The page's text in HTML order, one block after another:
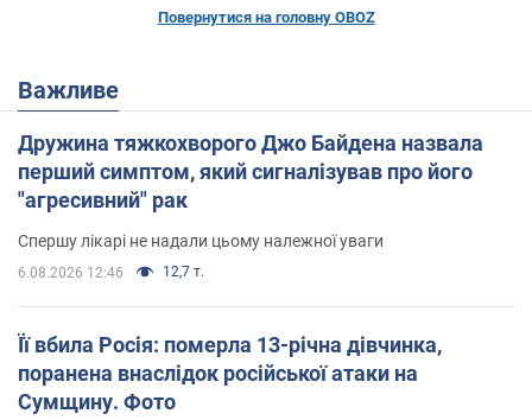
Повернутися на головну OBOZ
Важливе
Дружина тяжкохворого Джо Байдена назвала
перший симптом, який сигналізував про його
"агресивний" рак
Спершу лікарі не надали цьому належної уваги
6.08.2026 12:46 12,7 т.
Її вбила Росія: померла 13-річна дівчинка,
поранена внаслідок російської атаки на
Сумщину. Фото